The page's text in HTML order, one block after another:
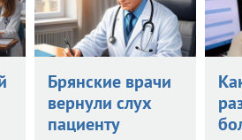
Брянские врачи
вернули слух
пациенту